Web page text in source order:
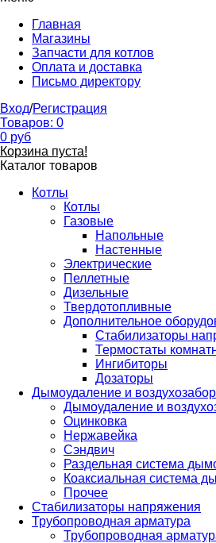
Главная
Магазины
Запчасти для котлов
Оплата и доставка
Письмо директору
Вход/Регистрация
Товаров: 0
0 руб
Корзина пуста!
Каталог товаров
Котлы
Котлы
Газовые
Напольные
Настенные
Электрические
Пеллетные
Дизельные
Твердотопливные
Дополнительное
Стабилизаторы
Термостаты
Ингибиторы
Дозаторы
Дымоудаление и воздухозабор
Дымоудаление и
Оцинковка
Нержавейка
Сэндвич
Раздельная система
Коаксиальная система
Прочее
Стабилизаторы напряжения
Трубопроводная арматура
Трубопроводная